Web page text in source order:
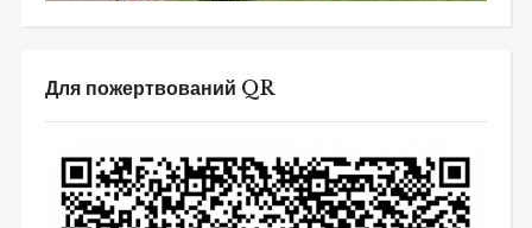
Для пожертвований QR